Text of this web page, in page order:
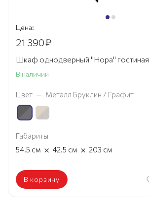
Цена:
21 390₽
Шкаф однодверный "Нора" гостиная
В наличии
Цвет — Металл Бруклин / Графит
Габариты
54.5 см × 42.5 см × 203 см
В корзину